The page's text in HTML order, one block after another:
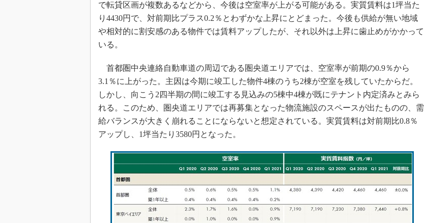
で転貸区画が複数あるなどから、今後は空室率が上がる可能がある。実質賃料は1坪当た
り4430円で、対前期比プラス0.2％とわずかな上昇にとどまった。今後も供給が無い地域
や相対的に割安感のある物件では賃料アップしたが、それ以外は上昇に歯止めがかかって
いる。
首都圏中央連絡自動車道の周辺である圏央道エリアでは、空室率が前期の0.9％から
3.1％に上がった。主因は今期に竣工した物件4棟のうち2棟が空室を残していたからだ。
しかし、向こう2四半期の間に竣工する見込みの5棟中4棟が既にテナント内定済みとみら
れる。このため、圏央道エリアでは再募集となった物流施設のスペースが出たものの、需
給バランスが大きく崩れることにならないと想定されている。実質賃料は対前期比0.8％
アップし、1坪当たり3580円となった。